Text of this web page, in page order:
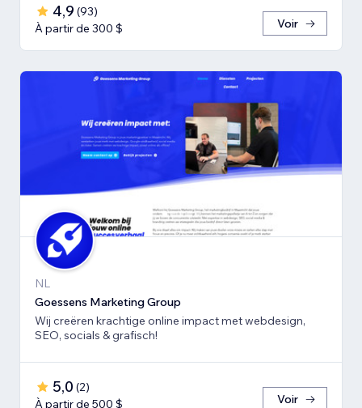
4,9 (93)
À partir de 300 $
Voir
NL
Goessens Marketing Group
Wij creëren krachtige online impact met webdesign,
SEO, socials & grafisch!
5,0 (2)
À partir de 500 $
Voir